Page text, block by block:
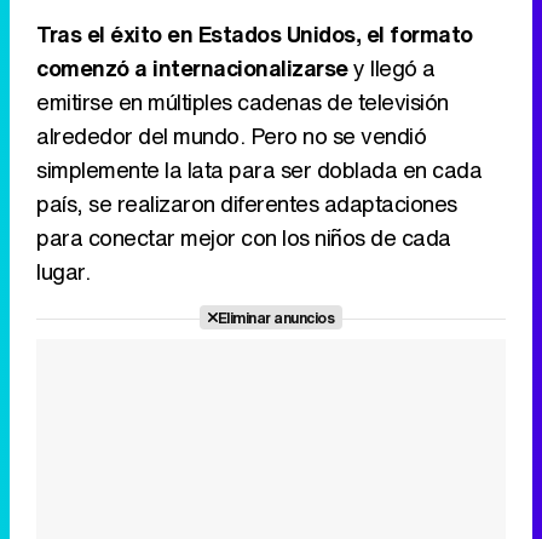
Tras el éxito en Estados Unidos, el formato
comenzó a internacionalizarsey llegó a
emitirse en múltiples cadenas de televisión
alrededor del mundo. Pero no se vendió
simplemente la lata para ser doblada en cada
país, se realizaron diferentes adaptaciones
para conectar mejor con los niños de cada
lugar.
Eliminar anuncios